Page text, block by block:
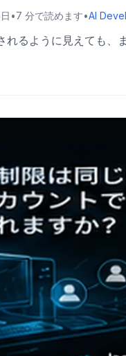
•7 分で読めます•AI
れるように見えても